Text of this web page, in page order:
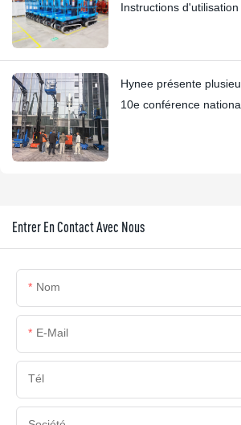
Instructions
Hynee présente
10e conférence
Entrer En Contact Avec Nous
Nom
E-Mail
Tél